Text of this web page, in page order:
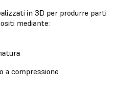
in 3D per produrre parti
mediante:
a compressione